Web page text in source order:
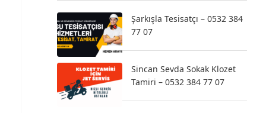
Şarkışla Tesisatçı – 0532 384
77 07
Sincan Sevda Sokak Klozet
Tamiri – 0532 384 77 07